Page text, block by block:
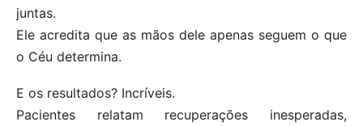
juntas.
Ele acredita que as mãos dele apenas seguem o que
o Céu determina.
E os resultados? Incríveis.
Pacientes relatam recuperações inesperadas,